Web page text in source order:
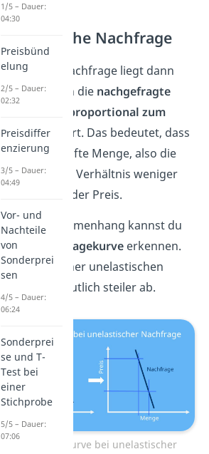
Unelastische Nachfrage
Eine solche Nachfrage liegt dann
vor, wenn sich die nachgefragte
Menge unterproportional zum
Preisverändert. Das bedeutet, dass
sich die gekaufte Menge, also die
Nachfrage, im Verhältnis weniger
verändert als der Preis.
Diesen Zusammenhang kannst du
an der
Nachfragekurveerkennen.
Sie fällt bei einer unelastischen
Nachfrage deutlich steiler ab.
Nachfragekurve bei unelastischer
1/5 – Dauer:
04:30
Preisbünd
elung
2/5 – Dauer:
02:32
Preisdiffer
enzierung
3/5 – Dauer:
04:49
Vor- und
Nachteile
von
Sonderprei
sen
4/5 – Dauer:
06:24
Sonderprei
se und T-
Test bei
einer
Stichprobe
5/5 – Dauer:
07:06